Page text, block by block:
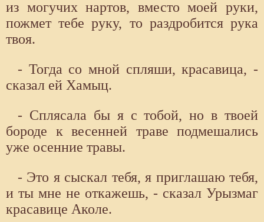
из могучих нартов, вместо моей руки,
пожмет тебе руку, то раздробится рука
твоя.
- Тогда со мной спляши, красавица, -
сказал ей Хамыц.
- Сплясала бы я с тобой, но в твоей
бороде к весенней траве подмешались
уже осенние травы.
- Это я сыскал тебя, я приглашаю тебя,
и ты мне не откажешь, - сказал Урызмаг
красавице Аколе.